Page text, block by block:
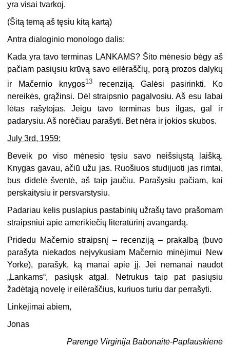
yra visai tvarkoj.
(Šitą temą aš tęsiu kitą kartą)
Antra dialoginio monologo dalis:
Kada yra tavo terminas LANKAMS? Šito mėnesio bėgy aš
pačiam pasiųsiu krūvą savo eilėraščių, porą prozos dalykų
ir Mačernio knygos13recenziją. Galėsi pasirinkti. Ko
nereikės, grąžinsi. Dėl straipsnio pagalvosiu. Aš esu labai
lėtas rašytojas. Jeigu tavo terminas bus ilgas, gal ir
padarysiu. Aš norėčiau parašyti. Bet nėra ir jokios skubos.
July 3rd, 1959:
Beveik po viso mėnesio tęsiu savo neišsiųstą laišką.
Knygas gavau, ačiū užu jas. Ruošiuos studijuoti jas rimtai,
bus didelė šventė, aš taip jaučiu. Parašysiu pačiam, kai
perskaitysiu ir persvarstysiu.
Padariau kelis puslapius pastabinių užrašų tavo prašomam
straipsniui apie amerikiečių literatūrinį avangardą.
Pridedu Mačernio straipsnį – recenziją – prakalbą (buvo
parašyta niekados neįvykusiam Mačernio minėjimui New
Yorke), parašyk, ką manai apie jį. Jei nemanai naudot
„Lankams“, pasiųsk atgal. Netrukus taip pat pasiųsiu
žadėtąją novelę ir eilėraščius, kuriuos turiu dar perrašyti.
Linkėjimai abiem,
Jonas
Parengė Virginija Babonaitė-Paplauskienė